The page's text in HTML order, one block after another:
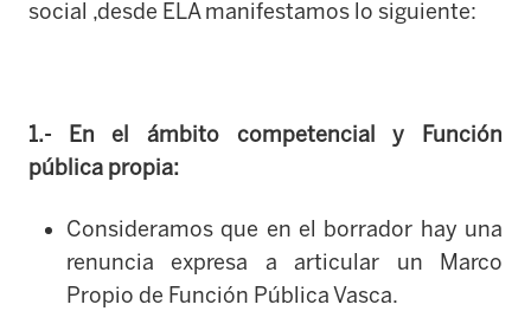
social ,desde ELA manifestamos lo siguiente:
1.- En el ámbito competencial y Función
pública propia:
Consideramos que en el borrador hay una
renuncia expresa a articular un Marco
Propio de Función Pública Vasca.